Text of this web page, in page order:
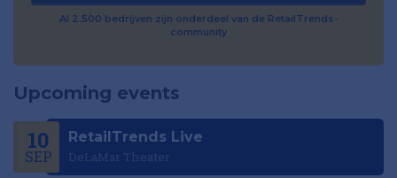
Al 2.500 bedrijven zijn onderdeel van de RetailTrends-
community
Upcoming events
10
SEP
RetailTrends Live
DeLaMar Theater